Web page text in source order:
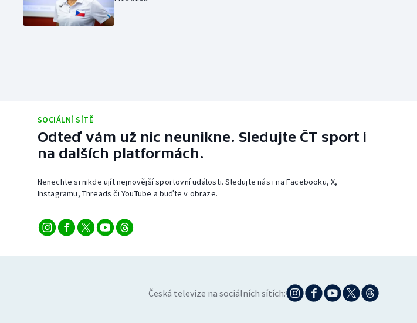
SOCIÁLNÍ SÍTĚ
Odteď vám už nic neunikne. Sledujte ČT sport i
na dalších platformách.
Nenechte si nikde ujít nejnovější sportovní události. Sledujte nás i na Facebooku, X,
Instagramu, Threads či YouTube a buďte v obraze.
Česká televize na sociálních sítích: